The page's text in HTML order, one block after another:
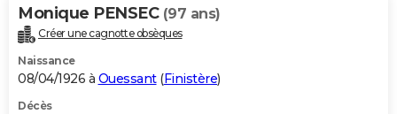
Monique PENSEC (97 ans)
Créer une cagnotte obsèques
Naissance
08/04/1926 à Ouessant(Finistère)
Décès